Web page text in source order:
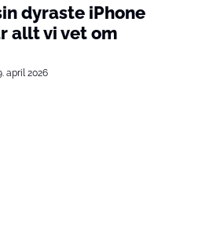
dyraste iPhone
allt vi vet om
april 2026